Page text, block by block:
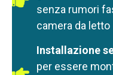
senza rumori
camera da letto
Installazione
per essere